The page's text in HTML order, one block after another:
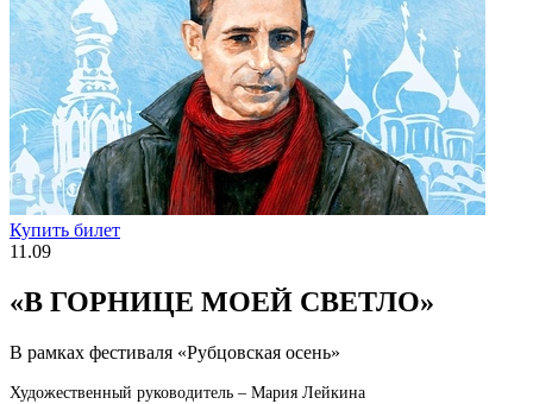
Купить билет
11.09
«В ГОРНИЦЕ МОЕЙ СВЕТЛО»
В рамках фестиваля «Рубцовская осень»
Художественный руководитель – Мария Лейкина